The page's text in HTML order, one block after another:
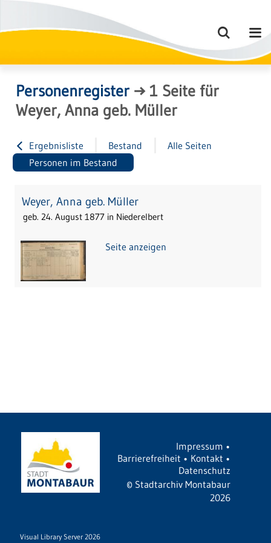
Personenregister→1 Seite für
Weyer, Anna geb. Müller
Ergebnisliste Bestand
Alle Seiten
Personen im Bestand
Weyer, Anna geb. Müller
geb. 24. August 1877 in Niederelbert
Seite anzeigen
Impressum •
Barrierefreiheit • Kontakt •
Datenschutz
© Stadtarchiv Montabaur
2026
Visual Library Server 2026